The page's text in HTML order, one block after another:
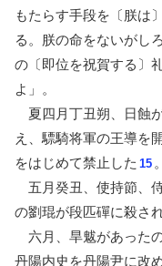
もたらす手段を〔朕は
る。朕の命をないがし
の〔即位を祝賀する〕
よ」。
夏四月丁丑朔、日蝕
え、驃騎将軍の王導を
をはじめて禁止した 15
五月癸丑、使持節、
の劉琨が段匹磾に殺され
六月、旱魃があった
丹陽内史を丹陽尹に改